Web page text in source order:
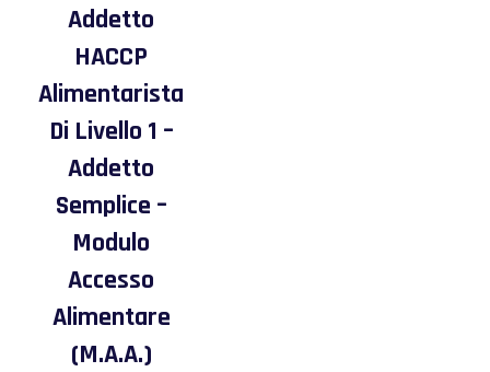
Addetto
HACCP
Alimentarista
Di Livello 1 –
Addetto
Semplice –
Modulo
Accesso
Alimentare
(M.A.A.)